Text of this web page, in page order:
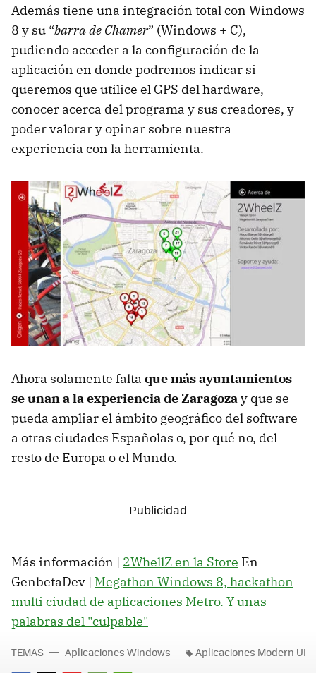
Además tiene una integración total con Windows
8 y su “barra de Chamer” (Windows + C),
pudiendo acceder a la configuración de la
aplicación en donde podremos indicar si
queremos que utilice el GPS del hardware,
conocer acerca del programa y sus creadores, y
poder valorar y opinar sobre nuestra
experiencia con la herramienta.
Ahora solamente falta que más ayuntamientos
se unan a la experiencia de Zaragozay que se
pueda ampliar el ámbito geográfico del software
a otras ciudades Españolas o, por qué no, del
resto de Europa o el Mundo.
Más información | 2WhellZ en la Store En
GenbetaDev | Megathon Windows 8, hackathon
multi ciudad de aplicaciones Metro. Y unas
palabras del "culpable"
TEMAS Aplicaciones Windows Aplicaciones Modern UI